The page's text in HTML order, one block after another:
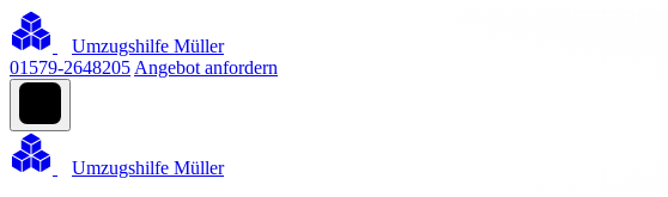
Umzugshilfe Müller
01579-2648205 Angebot anfordern
Umzugshilfe Müller